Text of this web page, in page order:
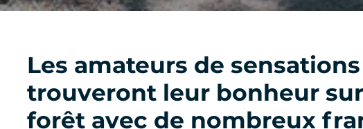
Les amateurs de
trouveront leur bonheur
forêt avec de nombreux